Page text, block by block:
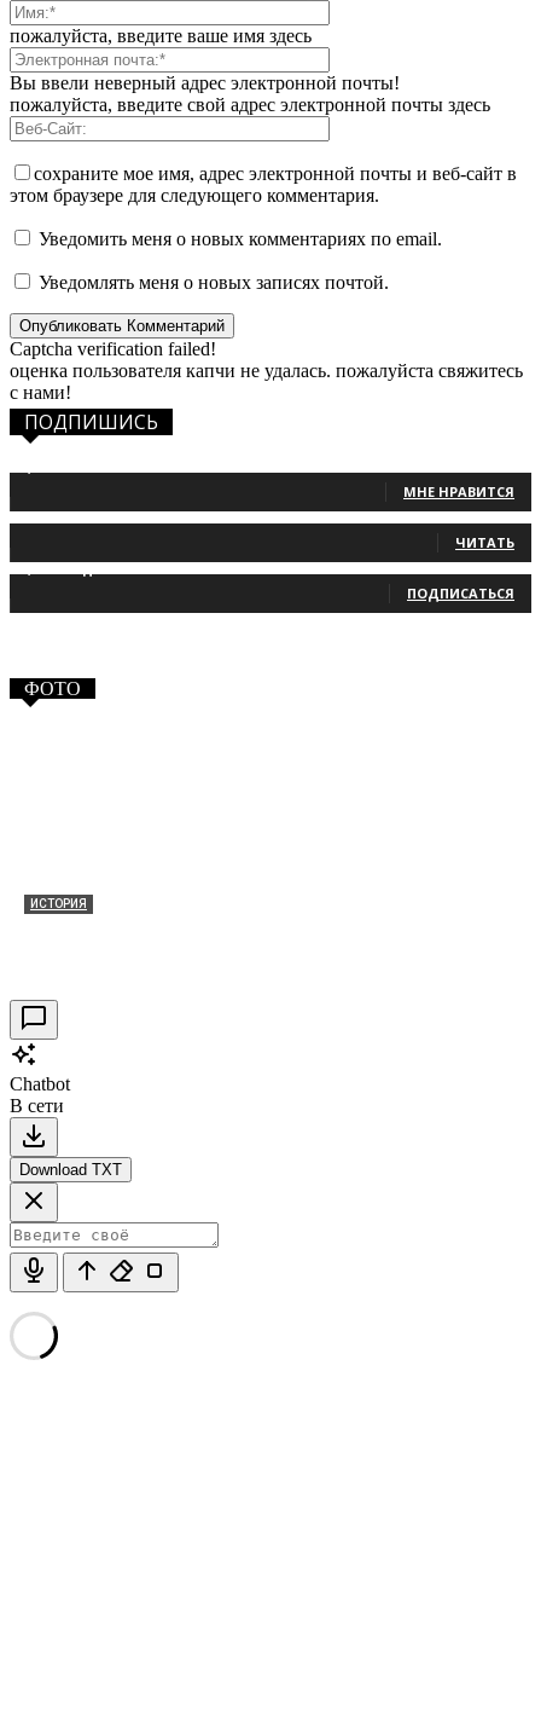
пожалуйста, введите ваше имя здесь
Вы ввели неверный адрес электронной почты!
пожалуйста, введите свой адрес электронной почты здесь
сохраните мое имя, адрес электронной почты и веб-сайт в
этом браузере для следующего комментария.
Уведомить меня о новых комментариях по email.
Уведомлять меня о новых записях почтой.
Captcha verification failed!
оценка пользователя капчи не удалась. пожалуйста свяжитесь
с нами!
ПОДПИШИСЬ
МНЕ НРАВИТСЯ
ЧИТАТЬ
ПОДПИСАТЬСЯ
ФОТО
ИСТОРИЯ
Chatbot
В сети
Download TXT